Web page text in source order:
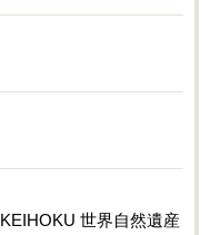
KEIHOKU 世界自然遺産